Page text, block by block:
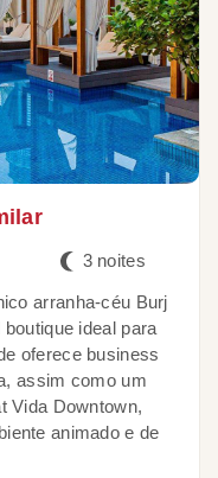
3 noites
arranha-céu Burj
ideal para
oferece business
assim como um
Vida Downtown,
animado e de